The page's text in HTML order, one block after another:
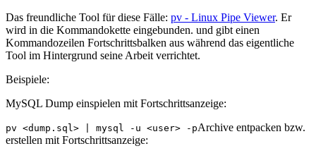
Das freundliche Tool für diese Fälle: pv - Linux Pipe Viewer. Er
wird in die Kommandokette eingebunden. und gibt einen
Kommandozeilen Fortschrittsbalken aus während das eigentliche
Tool im Hintergrund seine Arbeit verrichtet.
Beispiele:
MySQL Dump einspielen mit Fortschrittsanzeige:
pv <dump.sql> | mysql -u <user> -pArchive entpacken bzw.
erstellen mit Fortschrittsanzeige: